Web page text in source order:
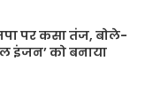
पर कसा तंज, बोले-
इंजन’ को बनाया